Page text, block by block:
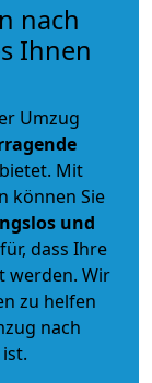
nach
Ihnen
Umzug
Mit
können Sie
und
dass Ihre
werden. Wir
zu helfen
nach